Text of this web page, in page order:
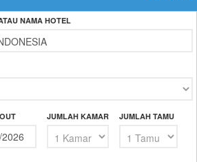
NAMA HOTEL
JUMLAH KAMAR JUMLAH TAMU